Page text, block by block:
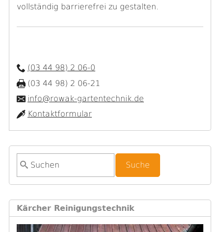
vollständig barrierefrei zu gestalten.
(03 44 98) 2 06-0
(03 44 98) 2 06-21
info@rowak-gartentechnik.de
Kontaktformular
S
u
h
f
o
Kärcher Reinigungstechnik